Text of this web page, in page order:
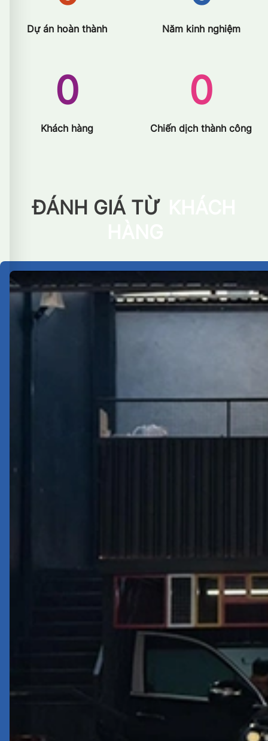
Dự án hoàn thành Năm kinh nghiệm
0
Khách hàng
0
Chiến dịch thành công
ĐÁNH GIÁ TỪ